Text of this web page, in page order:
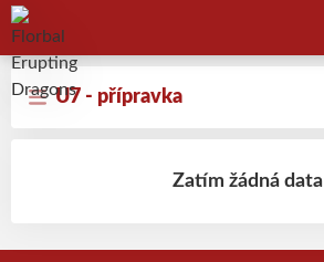
Florbal Erupting Dragons
U7 - přípravka
Zatím žádná data